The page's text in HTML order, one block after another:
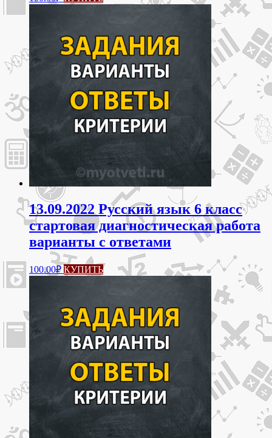
13.09.2022 Русский язык 6 класс
стартовая диагностическая работа
варианты с ответами
100.00₽ КУПИТЬ